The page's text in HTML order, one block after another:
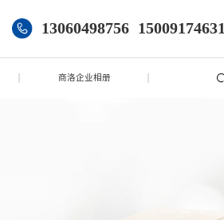
13060498756 15009174631
商洛企业相册